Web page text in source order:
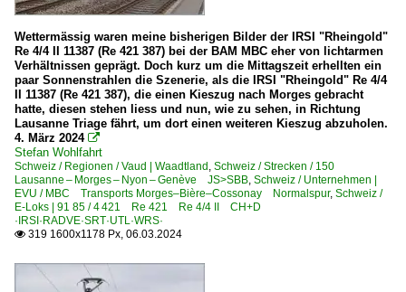
Wettermässig waren meine bisherigen Bilder der IRSI "Rheingold"
Re 4/4 II 11387 (Re 421 387) bei der BAM MBC eher von lichtarmen
Verhältnissen geprägt. Doch kurz um die Mittagszeit erhellten ein
paar Sonnenstrahlen die Szenerie, als die IRSI "Rheingold" Re 4/4
II 11387 (Re 421 387), die einen Kieszug nach Morges gebracht
hatte, diesen stehen liess und nun, wie zu sehen, in Richtung
Lausanne Triage fährt, um dort einen weiteren Kieszug abzuholen.
4. März 2024 
Stefan Wohlfahrt
Schweiz / Regionen / Vaud | Waadtland , Schweiz / Strecken / 150
Lausanne – Morges – Nyon – Genève JS>SBB, Schweiz / Unternehmen |
EVU / MBC Transports Morges–Bière–Cossonay Normalspur, Schweiz /
E-Loks | 91 85 / 4 421 Re 421 Re 4/4 II CH+D
·IRSI·RADVE·SRT·UTL·WRS·
 319 1600x1178 Px, 06.03.2024